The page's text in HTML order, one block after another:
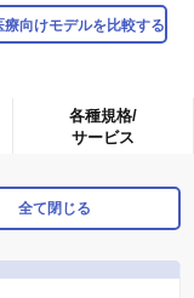
向けモデルを比較する
各種規格/
サービス
全て閉じる